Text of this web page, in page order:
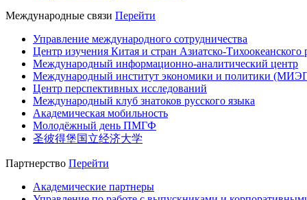
Международные связи Перейти
Управление международного сотрудничества
Центр изучения Китая и стран Азиатско-Тихоокеанского
Международный информационно-аналитический центр
Международный институт экономики и политики
Центр перспективных исследований
Международный клуб знатоков русского языка
Академическая мобильность
Молодёжный день ПМГФ
圣彼得堡国立经济大学
Партнерство Перейти
Академические партнеры